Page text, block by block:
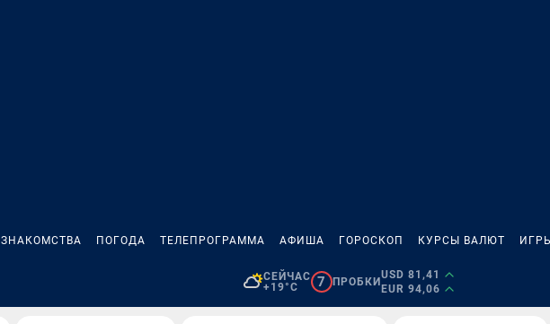
ЗНАКОМСТВА ПОГОДА ТЕЛЕПРОГРАММА АФИША ГОРОСКОП КУРСЫ ВАЛЮТ ИГРЫ
СЕЙЧАС
+19°C
7 ПРОБКИ
USD 81,41
EUR 94,06